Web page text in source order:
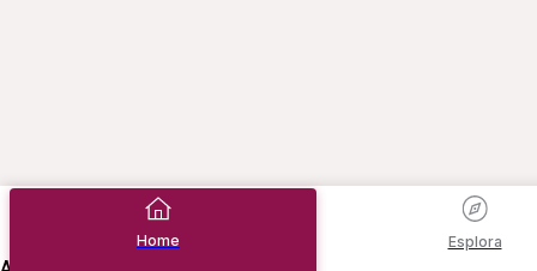
Home Esplora